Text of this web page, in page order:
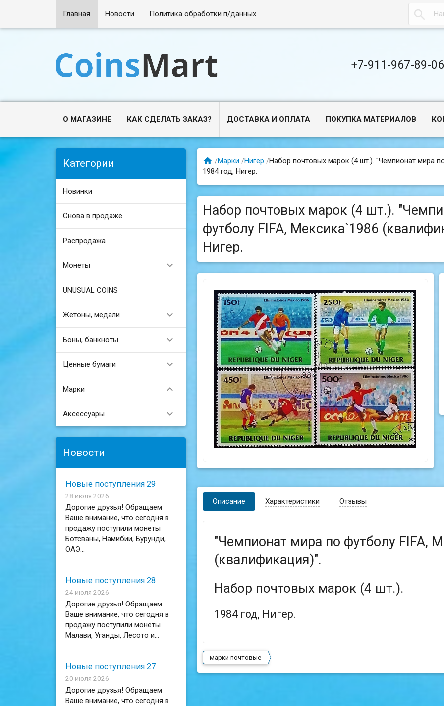
Главная Новости Политика обработки п/данных 
+7-911-967-89-06
О МАГАЗИНЕ КАК СДЕЛАТЬ ЗАКАЗ? ДОСТАВКА И ОПЛАТА ПОКУПКА МАТЕРИАЛОВ
Категории
Новинки
Снова в продаже
Распродажа
Монеты 
UNUSUAL COINS
Жетоны, медали 
Боны, банкноты 
Ценные бумаги 
Марки 
Аксессуары 
Новости
Новые поступления 29
28 июля 2026
Дорогие друзья! Обращаем
Ваше внимание, что сегодня в
продажу поступили монеты
Ботсваны, Намибии, Бурунди,
ОАЭ...
Новые поступления 28
24 июля 2026
Дорогие друзья! Обращаем
Ваше внимание, что сегодня в
продажу поступили монеты
Малави, Уганды, Лесото и...
Новые поступления 27
20 июля 2026
Дорогие друзья! Обращаем
Ваше внимание, что сегодня в
 /Марки /Нигер /Набор почтовых марок (4 шт.). "Чемпионат мира
1984 год, Нигер.
Набор почтовых марок (4 шт.).
футболу FIFA, Мексика`1986
Нигер.
Описание Характеристики Отзывы
"Чемпионат мира по футболу FIFA,
(квалификация)".
Набор почтовых марок (4 шт.).
1984 год, Нигер.
марки почтовые